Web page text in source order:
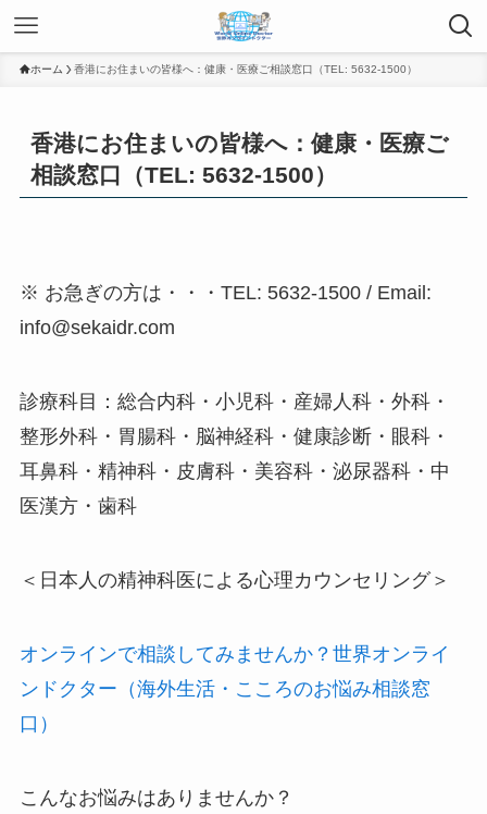
ホーム 香港にお住まいの皆様へ：健康・医療ご相談窓口（TEL: 5632-1500）
香港にお住まいの皆様へ：健康・医療ご
相談窓口（TEL: 5632-1500）
※ お急ぎの方は・・・TEL: 5632-1500 / Email:
info@sekaidr.com
診療科目：総合内科・小児科・産婦人科・外科・
整形外科・胃腸科・脳神経科・健康診断・眼科・
耳鼻科・精神科・皮膚科・美容科・泌尿器科・中
医漢方・歯科
＜日本人の精神科医による心理カウンセリング＞
オンラインで相談してみませんか？世界オンライ
ンドクター（海外生活・こころのお悩み相談窓
口）
こんなお悩みはありませんか？